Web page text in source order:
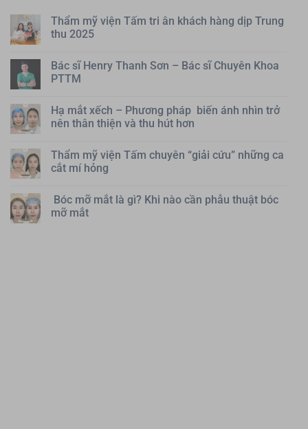
Thẩm mỹ viện Tấm tri ân khách hàng dịp Trung
thu 2025
Bác sĩ Henry Thanh Sơn – Bác sĩ Chuyên Khoa
PTTM
Hạ mắt xếch – Phương pháp biến ánh nhìn trở
nên thân thiện và thu hút hơn
Thẩm mỹ viện Tấm chuyên “giải cứu” những ca
cắt mí hỏng
Bóc mỡ mắt là gì? Khi nào cần phẫu thuật bóc
mỡ mắt